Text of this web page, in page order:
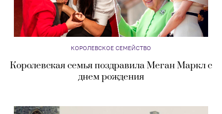
КОРОЛЕВСКОЕ СЕМЕЙСТВО
Королевская семья поздравила Меган Маркл с
днем рождения